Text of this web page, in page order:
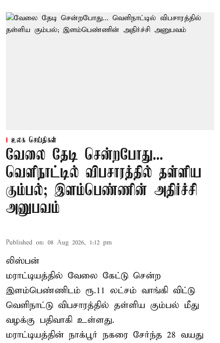
உலக செய்திகள்
வேலை தேடி சென்றபோது...
வெளிநாட்டில் விபசாரத்தில் தள்ளிய
கும்பல்; இளம்பெண்ணின் அதிர்ச்சி
அனுபவம்
Published on: 08 Aug 2026, 1:12 pm
லிஸ்பன்
மராட்டியத்தில் வேலை கேட்டு சென்ற
இளம்பெண்ணிடம் ரூ.11 லட்சம் வாங்கி விட்டு
வெளிநாட்டு விபசாரத்தில் தள்ளிய கும்பல் மீது
வழக்கு பதிவாகி உள்ளது.
மராட்டியத்தின் நாக்பூர் நகரை சேர்ந்த 28 வயது